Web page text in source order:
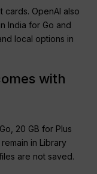
OpenAI also
India for Go and
local options in
with
20 GB for Plus
in Library
are not saved.